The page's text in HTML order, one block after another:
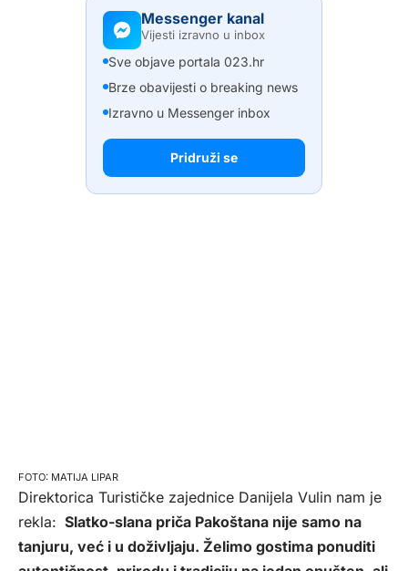
Messenger kanal
Vijesti izravno u inbox
Sve objave portala 023.hr
Brze obavijesti o breaking news
Izravno u Messenger inbox
Pridruži se
MATIJA LIPAR
Direktorica Turističke zajednice Danijela Vulin nam je
rekla: Slatko-slana priča Pakoštana nije samo na
tanjuru, već i u doživljaju. Želimo gostima ponuditi